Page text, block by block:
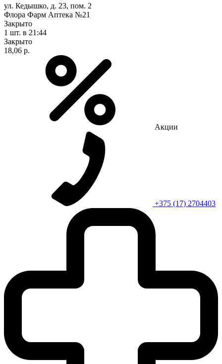
ул. Кедышко, д. 23, пом. 2
Флора Фарм Аптека №21
Закрыто
1 шт. в 21:44
Закрыто
18,06 р.
Акции
+375 (17) 2704403